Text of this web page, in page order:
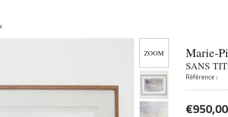
Marie-
SANS
Référence :
€950,00